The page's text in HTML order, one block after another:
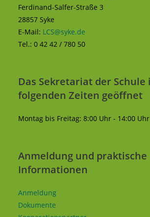
Ferdinand-Salfer-Straße 3
28857 Syke
E-Mail: LCS@syke.de
Tel.: 0 42 42 / 780 50
Das Sekretariat der Schule
folgenden Zeiten geöffnet
Montag bis Freitag: 8:00 Uhr - 14:00 Uhr
Anmeldung und praktische
Informationen
Anmeldung
Dokumente